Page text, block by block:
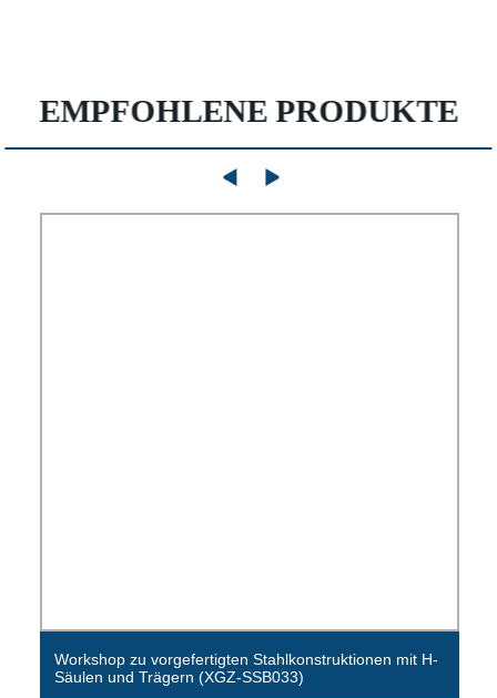
EMPFOHLENE PRODUKTE
H-geschnittene Stahlträger und -stützen für
Stahlgebäude (Gemsun)